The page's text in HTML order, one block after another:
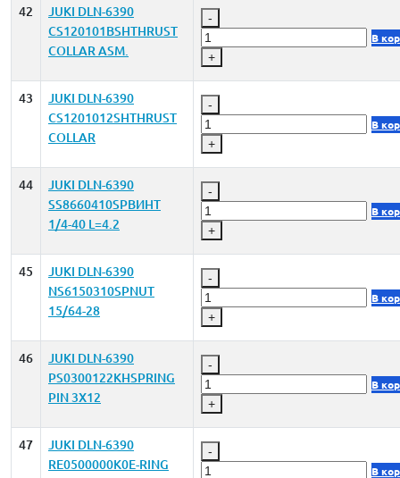
42
JUKI DLN-6390
CS120101BSHTHRUST
COLLAR ASM.
-
+
В
43
JUKI DLN-6390
CS1201012SHTHRUST
COLLAR
-
+
В
44
JUKI DLN-6390
SS8660410SPВИНТ
1/4-40 L=4.2
-
+
В
45
JUKI DLN-6390
NS6150310SPNUT
15/64-28
-
+
В
46
JUKI DLN-6390
PS0300122KHSPRING
PIN 3X12
-
+
В
47
JUKI DLN-6390
RE0500000K0E-RING
-
В